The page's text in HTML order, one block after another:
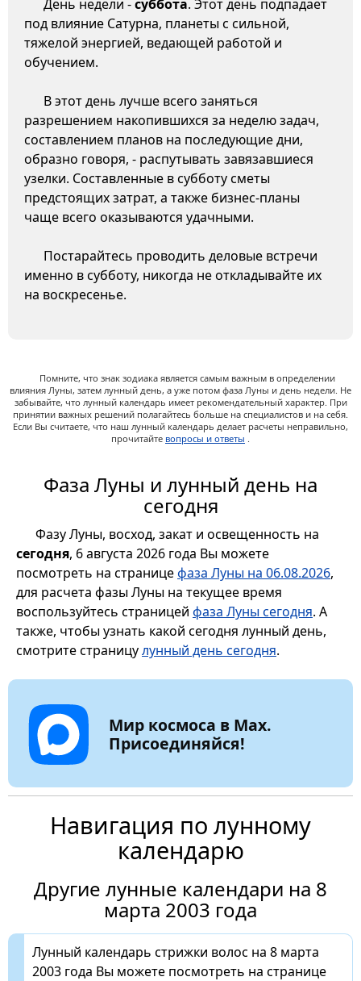
День недели -суббота. Этот день подпадает
под влияние Сатурна, планеты с сильной,
тяжелой энергией, ведающей работой и
обучением.
В этот день лучше всего заняться
разрешением накопившихся за неделю задач,
составлением планов на последующие дни,
образно говоря, - распутывать завязавшиеся
узелки. Составленные в субботу сметы
предстоящих затрат, а также бизнес-планы
чаще всего оказываются удачными.
Постарайтесь проводить деловые встречи
именно в субботу, никогда не откладывайте их
на воскресенье.
Помните, что знак зодиака является самым важным в определении
влияния Луны, затем лунный день, а уже потом фаза Луны и день недели. Не
забывайте, что лунный календарь имеет рекомендательный характер. При
принятии важных решений полагайтесь больше на специалистов и на себя.
Если Вы считаете, что наш лунный календарь делает расчеты неправильно,
прочитайте вопросы и ответы .
Фаза Луны и лунный день на
сегодня
Фазу Луны, восход, закат и освещенность на
сегодня, 6 августа 2026 года Вы можете
посмотреть на страницефаза Луны на 06.08.2026,
для расчета фазы Луны на текущее время
воспользуйтесь страницей фаза Луны сегодня. А
также, чтобы узнать какой сегодня лунный день,
смотрите страницулунный день сегодня.
Мир космоса в Max.
Присоединяйся!
Навигация по лунному
календарю
Другие лунные календари на 8
марта 2003 года
Лунный календарь стрижки волос на 8 марта
2003 года Вы можете посмотреть на странице